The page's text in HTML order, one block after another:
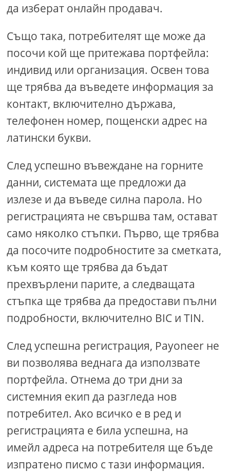
да изберат онлайн продавач.
Също така, потребителят ще може да
посочи кой ще притежава портфейла:
индивид или организация. Освен това
ще трябва да въведете информация за
контакт, включително държава,
телефонен номер, пощенски адрес на
латински букви.
След успешно въвеждане на горните
данни, системата ще предложи да
излезе и да въведе силна парола. Но
регистрацията не свършва там, остават
само няколко стъпки. Първо, ще трябва
да посочите подробностите за сметката,
към която ще трябва да бъдат
прехвърлени парите, а следващата
стъпка ще трябва да предостави пълни
подробности, включително BIC и TIN.
След успешна регистрация, Payoneer не
ви позволява веднага да използвате
портфейла. Отнема до три дни за
системния екип да разгледа нов
потребител. Ако всичко е в ред и
регистрацията е била успешна, на
имейл адреса на потребителя ще бъде
изпратено писмо с тази информация.